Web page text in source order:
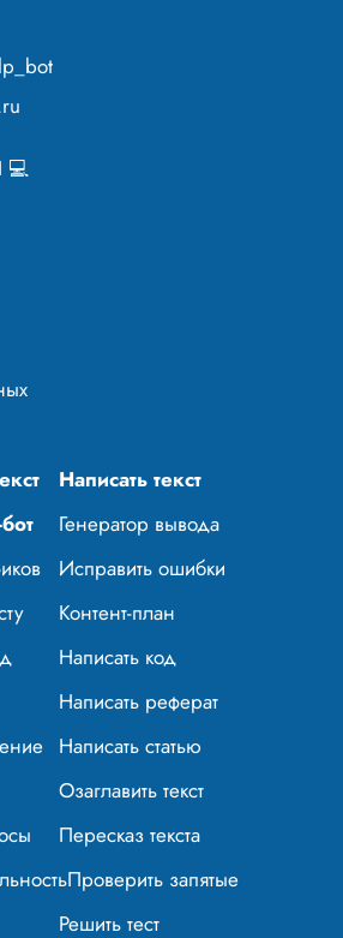
💻
Написать текст
Генератор вывода
Исправить ошибки
Контент-план
Написать код
Написать реферат
Написать статью
Озаглавить текст
Пересказ текста
Проверить запятые
Решить тест